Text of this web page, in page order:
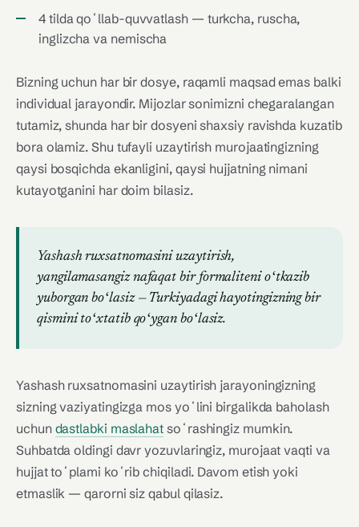
4 tilda qoʻllab-quvvatlash — turkcha, ruscha,
inglizcha va nemischa
Bizning uchun har bir dosye, raqamli maqsad emas balki
individual jarayondir. Mijozlar sonimizni chegaralangan
tutamiz, shunda har bir dosyeni shaxsiy ravishda kuzatib
bora olamiz. Shu tufayli uzaytirish murojaatingizning
qaysi bosqichda ekanligini, qaysi hujjatning nimani
kutayotganini har doim bilasiz.
Yashash ruxsatnomasini uzaytirish,
yangilamasangiz nafaqat bir formaliteni oʻtkazib
yuborgan boʻlasiz — Turkiyadagi hayotingizning bir
qismini toʻxtatib qoʻygan boʻlasiz.
Yashash ruxsatnomasini uzaytirish jarayoningizning
sizning vaziyatingizga mos yoʻlini birgalikda baholash
uchun dastlabki maslahat soʻrashingiz mumkin.
Suhbatda oldingi davr yozuvlaringiz, murojaat vaqti va
hujjat toʻplami koʻrib chiqiladi. Davom etish yoki
etmaslik — qarorni siz qabul qilasiz.